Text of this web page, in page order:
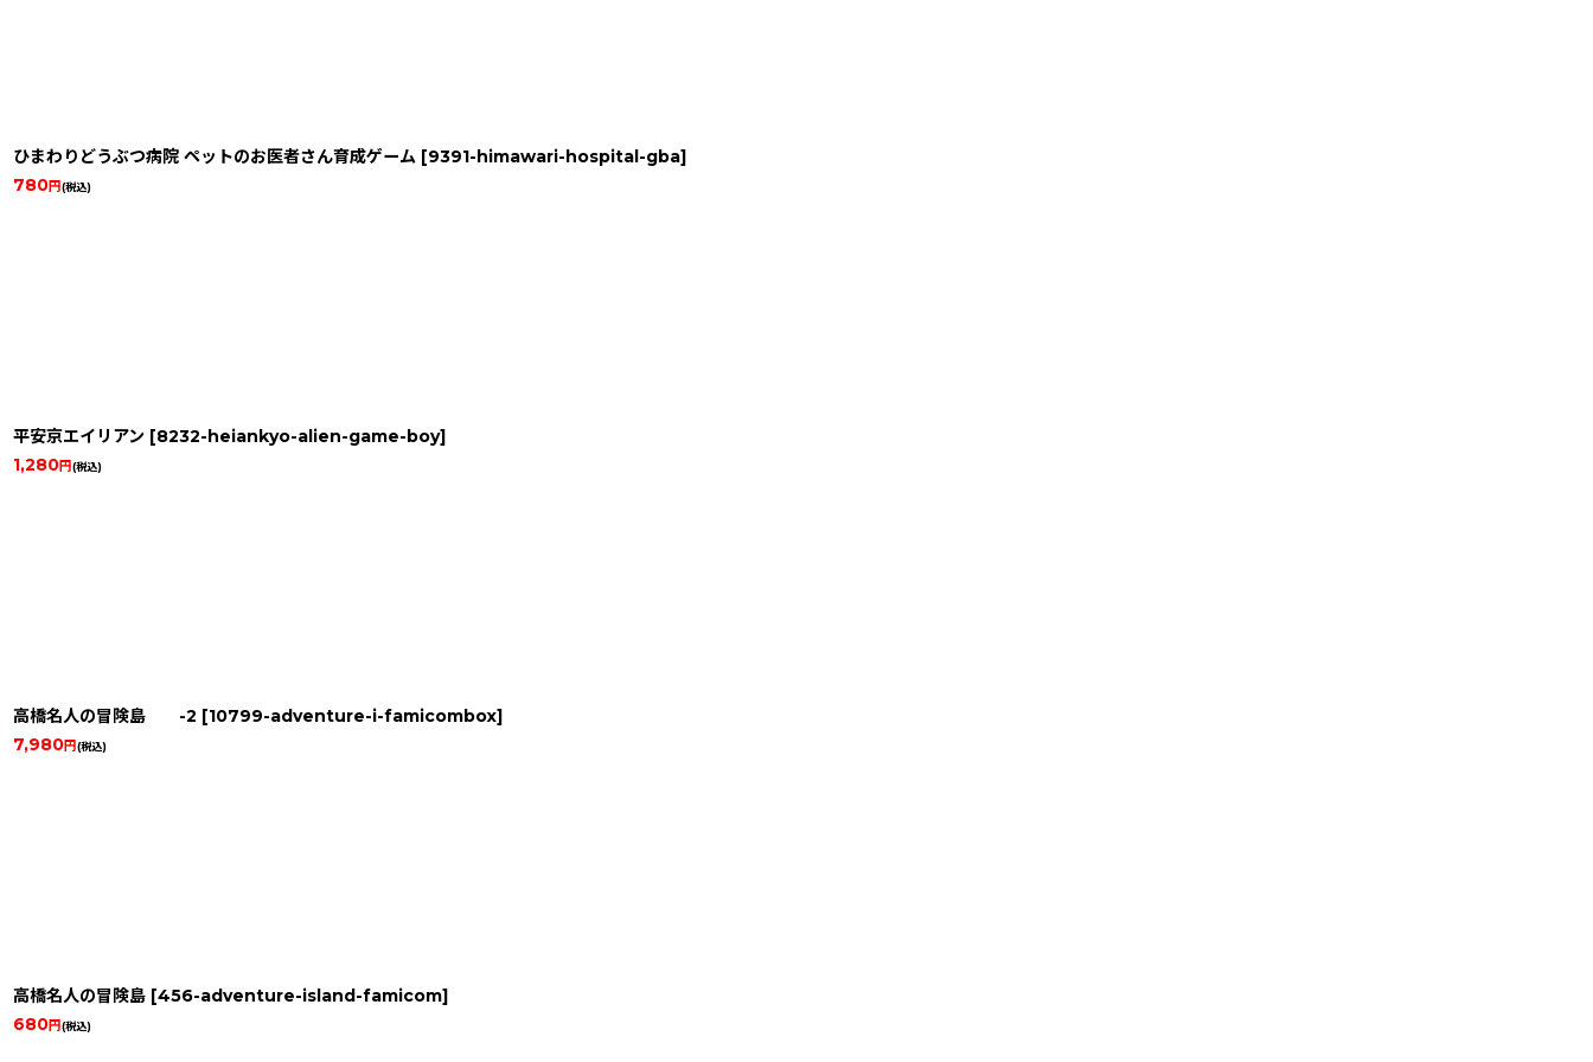
ひまわりどうぶつ病院 ペットのお医者さん育成ゲーム [9391-himawari-hospital-gba]
780円(税込)
平安京エイリアン [8232-heiankyo-alien-game-boy]
1,280円(税込)
高橋名人の冒険島 -2 [10799-adventure-i-famicombox]
7,980円(税込)
高橋名人の冒険島 [456-adventure-island-famicom]
680円(税込)